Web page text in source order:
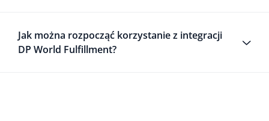
Jak można rozpocząć korzystanie z integracji
DP World Fulfillment?